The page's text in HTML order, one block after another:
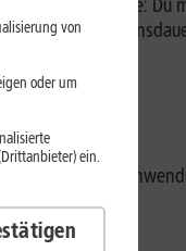
zur Geduldsprobe: Du
seine
von
oder um
ein.